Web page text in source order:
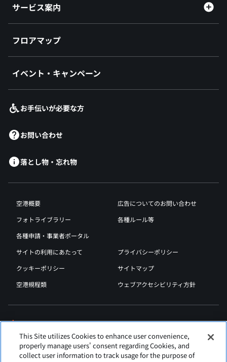
サービス案内
フロアマップ
イベント・キャンペーン
お手伝いが必要な方
お問い合わせ
落とし物・忘れ物
空港概要
広告についてのお問い合わせ
フォトライブラリー
各種ルール等
各種申請・事業者ポータル
サイトの利用にあたって
プライバシーポリシー
クッキーポリシー
サイトマップ
空港規程類
ウェブアクセシビリティ方針
This Site utilizes Cookies to enhance user convenience,
properly manage users' consent regarding Cookies, and
collect user information to track usage for the purpose of